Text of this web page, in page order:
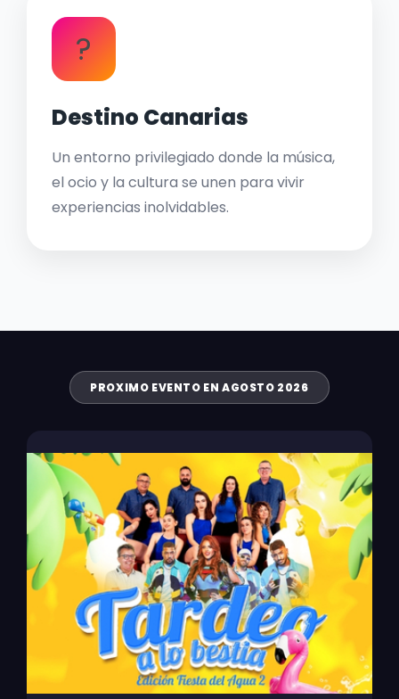
?
Destino Canarias
Un entorno privilegiado donde la música,
el ocio y la cultura se unen para vivir
experiencias inolvidables.
PROXIMO EVENTO EN AGOSTO 2026